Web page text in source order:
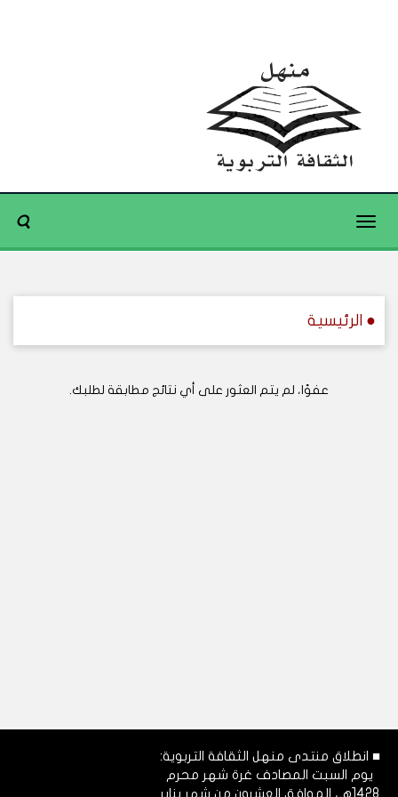
Toggle
● الرئيسية
عفوًا، لم يتم العثور على أي نتائج مطابقة لطلبك.
■ انطلاق منتدى منهل الثقافة التربوية:
يوم السبت المصادف غرة شهر محرم
1428هـ، الموافق العشرون من شهر يناير